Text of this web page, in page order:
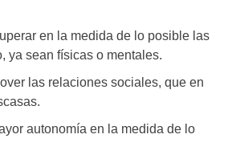
en la medida de lo posible las
ya sean físicas o mentales.
las relaciones sociales, que en
autonomía en la medida de lo